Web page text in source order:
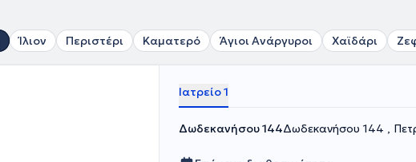
Ίλιον Περιστέρι Καματερό Άγιοι Ανάργυροι Χαϊδάρι
Ιατρείο 1
Δωδεκανήσου 144Δωδεκανήσου 144 ,